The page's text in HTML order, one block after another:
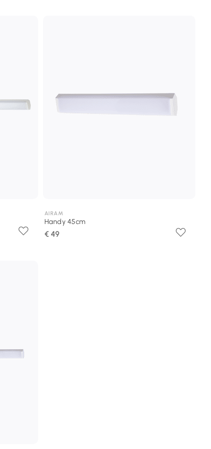
AIRAM
Handy 45cm
€ 49